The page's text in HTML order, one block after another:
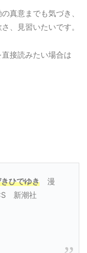
真意までも気づき、
、見習いたいです。
接読みたい場合は
ひでゆき漫
新潮社